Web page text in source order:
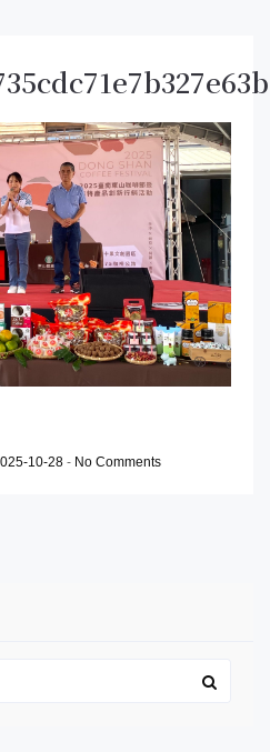
10-28 - No Comments